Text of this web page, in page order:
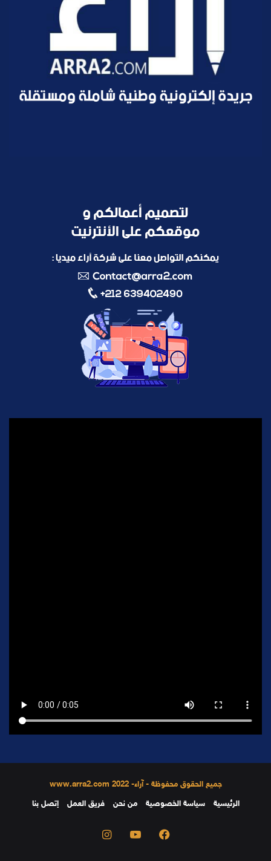
جميع الحقوق محفوظة - آراء- 2022 www.arra2.com
الرئيسية
سياسة الخصوصية من نحن فريق العمل إتصل بنا
فيسبوك يوتيوب